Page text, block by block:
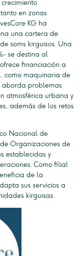
en zonas
KG ha
una cartera de
soms kirguisos. Una
se destina al
financiación a
como maquinaria de
aborda problemas
atmosférica urbana y
además de los retos
Nacional de
Organizaciones de
establecidas y
Como filial
de la
sus servicios a
kirguisas.